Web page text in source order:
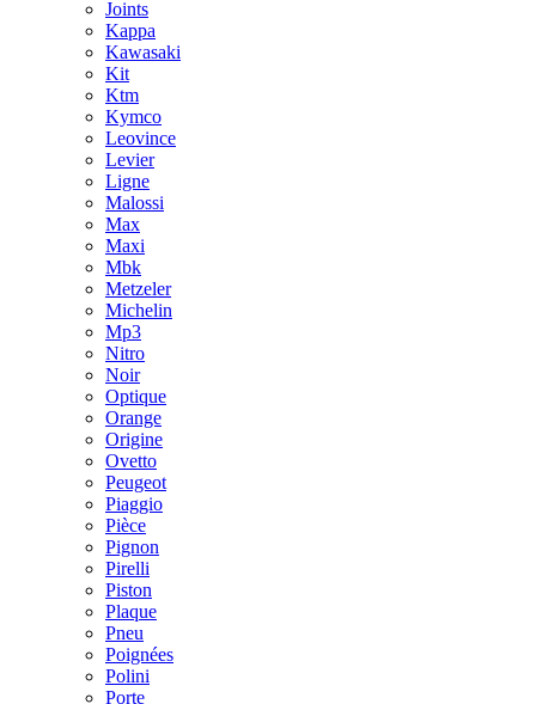
Joints
Kappa
Kawasaki
Kit
Ktm
Kymco
Leovince
Levier
Ligne
Malossi
Max
Maxi
Mbk
Metzeler
Michelin
Mp3
Nitro
Noir
Optique
Orange
Origine
Ovetto
Peugeot
Piaggio
Pièce
Pignon
Pirelli
Piston
Plaque
Pneu
Poignées
Polini
Porte